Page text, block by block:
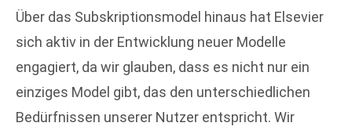
Über das Subskriptionsmodel hinaus hat Elsevier
sich aktiv in der Entwicklung neuer Modelle
engagiert, da wir glauben, dass es nicht nur ein
einziges Model gibt, das den unterschiedlichen
Bedürfnissen unserer Nutzer entspricht. Wir